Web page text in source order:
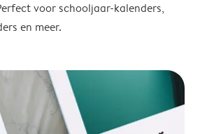
voor schooljaar-kalenders,
en meer.